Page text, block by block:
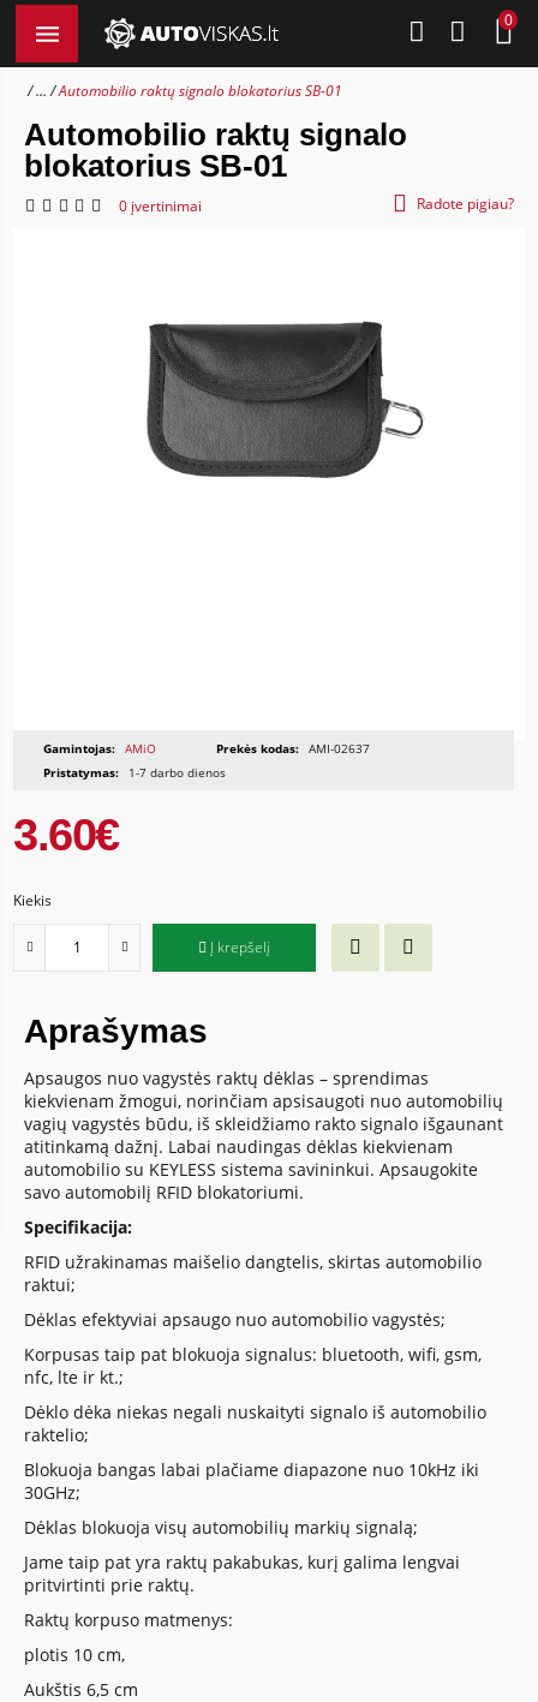
0
... Automobilio raktų signalo blokatorius SB-01
Automobilio raktų signalo
blokatorius SB-01
0 įvertinimai Radote pigiau?
Gamintojas: AMiO Prekės kodas: AMI-02637
Pristatymas:
1-7 darbo dienos
3.60€
Kiekis
Į krepšelį
Aprašymas
Apsaugos nuo vagystės raktų dėklas – sprendimas
kiekvienam žmogui, norinčiam apsisaugoti nuo automobilių
vagių vagystės būdu, iš skleidžiamo rakto signalo išgaunant
atitinkamą dažnį. Labai naudingas dėklas kiekvienam
automobilio su KEYLESS sistema savininkui. Apsaugokite
savo automobilį RFID blokatoriumi.
Specifikacija:
RFID užrakinamas maišelio dangtelis, skirtas automobilio
raktui;
Dėklas efektyviai apsaugo nuo automobilio vagystės;
Korpusas taip pat blokuoja signalus: bluetooth, wifi, gsm,
nfc, lte ir kt.;
Dėklo dėka niekas negali nuskaityti signalo iš automobilio
raktelio;
Blokuoja bangas labai plačiame diapazone nuo 10kHz iki
30GHz;
Dėklas blokuoja visų automobilių markių signalą;
Jame taip pat yra raktų pakabukas, kurį galima lengvai
pritvirtinti prie raktų.
Raktų korpuso matmenys:
plotis 10 cm,
Aukštis 6,5 cm